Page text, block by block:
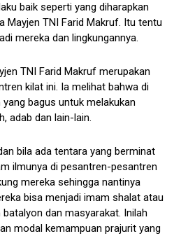
baik seperti yang diharapkan
Mayjen TNI Farid Makruf. Itu tentu
mereka dan lingkungannya.
TNI Farid Makruf merupakan
kilat ini. Ia melihat bahwa di
bagus untuk melakukan
adab dan lain-lain.
bila ada tentara yang berminat
ilmunya di pesantren-pesantren
mereka sehingga nantinya
bisa menjadi imam shalat atau
dan masyarakat. Inilah
modal kemampuan prajurit yang